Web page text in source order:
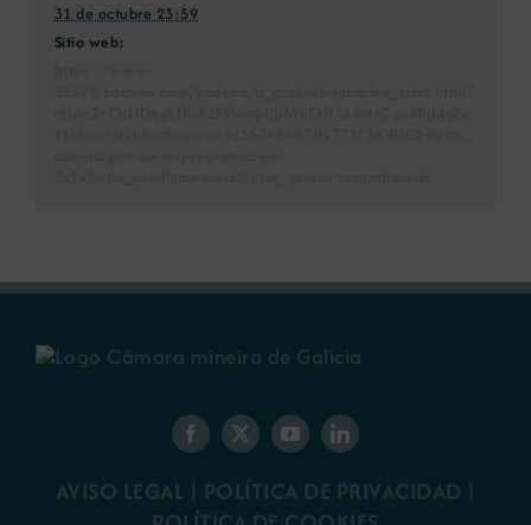
31 de octubre 23:59
Sitio web:
AVISO LEGAL | POLÍTICA DE PRIVACIDAD |